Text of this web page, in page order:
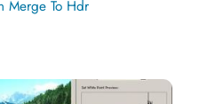
Merge To Hdr